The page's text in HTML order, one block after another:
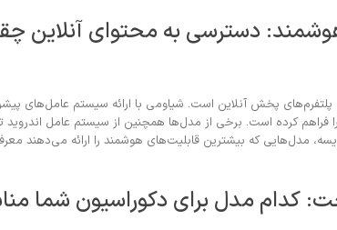
دسترسی به محتوای آنلاین
پخش آنلاین است. شیاومی با ارائه سیستم عامل‌های
فراهم کرده است. برخی از مدل‌ها همچنین از سیستم عامل
مدل‌هایی که بیشترین قابلیت‌های هوشمند را ارائه می‌دهند
کدام مدل برای دکوراسیون شما